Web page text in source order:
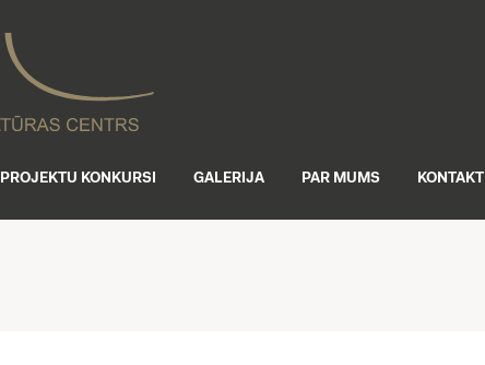
PROJEKTU KONKURSI GALERIJA PAR MUMS KONTAKTI